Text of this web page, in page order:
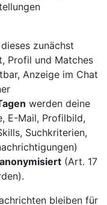
zunächst
Profil und Matches
Anzeige im Chat
werden deine
E-Mail, Profilbild,
Suchkriterien,
(Art. 17
bleiben für